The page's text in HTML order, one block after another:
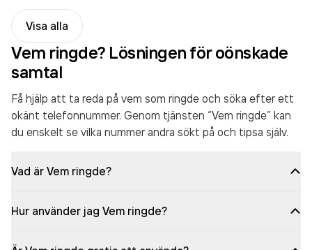
Visa alla
Vem ringde? Lösningen för oönskade
samtal
Få hjälp att ta reda på vem som ringde och söka efter ett
okänt telefonnummer. Genom tjänsten “Vem ringde” kan
du enskelt se vilka nummer andra sökt på och tipsa själv.
Vad är Vem ringde?
Hur använder jag Vem ringde?